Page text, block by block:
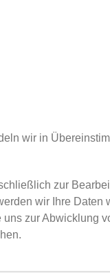
wir in
zur
wir Ihre Daten
zur Abwicklung